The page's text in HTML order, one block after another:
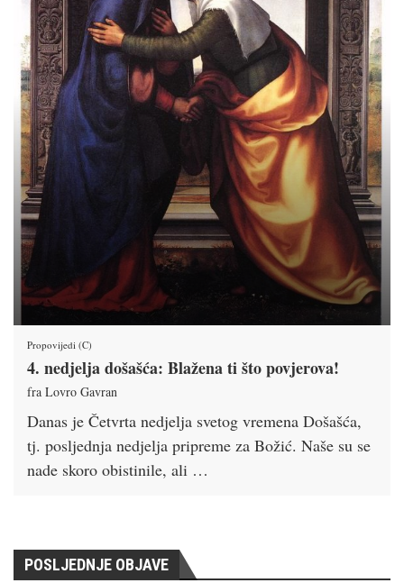
Propovijedi (C)
4. nedjelja došašća: Blažena ti što povjerova!
fra Lovro Gavran
Danas je Četvrta nedjelja svetog vremena Došašća,
tj. posljednja nedjelja pripreme za Božić. Naše su se
nade skoro obistinile, ali …
POSLJEDNJE OBJAVE